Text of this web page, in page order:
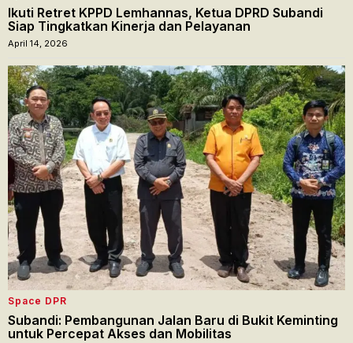
Ikuti Retret KPPD Lemhannas, Ketua DPRD Subandi
Siap Tingkatkan Kinerja dan Pelayanan
April 14, 2026
Space DPR
Subandi: Pembangunan Jalan Baru di Bukit Keminting
untuk Percepat Akses dan Mobilitas